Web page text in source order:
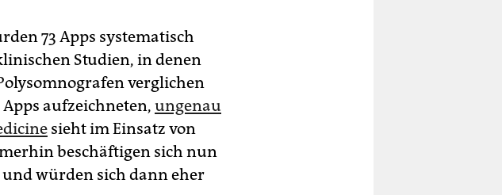
73 Apps systematisch
Studien, in denen
verglichen
Apps aufzeichneten, ungenau
sieht im Einsatz von
beschäftigen sich nun
würden sich dann eher